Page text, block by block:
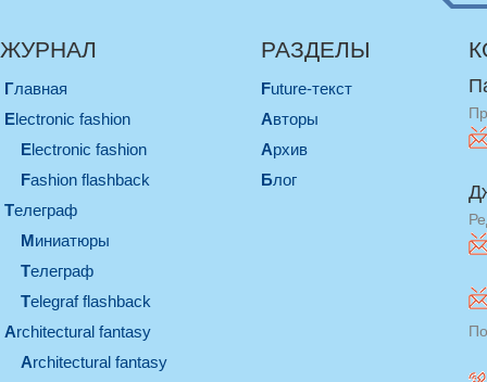
ЖУРНАЛ
Главная
electronic fashion
electronic fashion
Fashion flashback
телеграф
миниатюры
телеграф
Telegraf flashback
architectural fantasy
architectural fantasy
РАЗДЕЛЫ
Future-текст
Авторы
Архив
Блог